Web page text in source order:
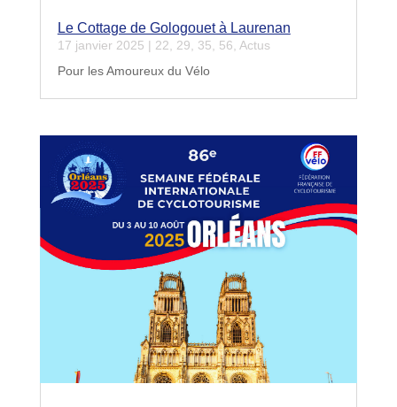
Le Cottage de Gologouet à Laurenan
17 janvier 2025 | 22 29 35 56 Actus
Pour les Amoureux du Vélo